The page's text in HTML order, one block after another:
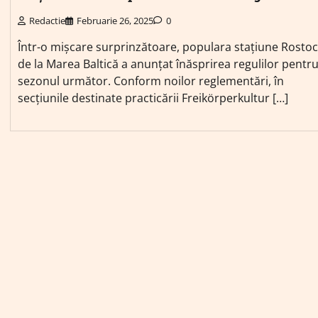
Redactie Februarie 26, 2025 0
Într-o mișcare surprinzătoare, populara stațiune
de la Marea Baltică a anunțat înăsprirea regulilor pentru
sezonul următor. Conform noilor reglementări, în
secțiunile destinate practicării Freikörperkultur […]